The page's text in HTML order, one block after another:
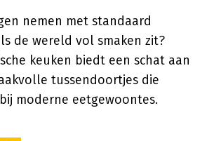
nemen met standaard
de wereld vol smaken zit?
keuken biedt een schat aan
tussendoortjes die
moderne eetgewoontes.